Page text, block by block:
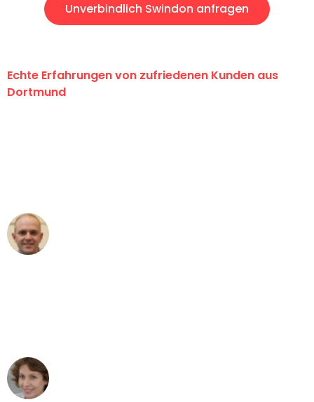
Unverbindlich Swindon anfragen
Echte Erfahrungen von zufriedenen Kunden aus
Dortmund